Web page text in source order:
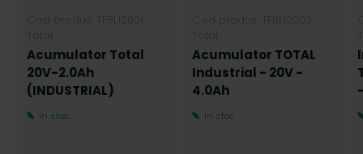
Cod produs: TFBLI2001
Total
Acumulator Total
20V-2.0Ah
(INDUSTRIAL)
In stoc
Cod produs: TFBLI2002
Total
Acumulator TOTAL
Industrial - 20V -
4.0Ah
In stoc